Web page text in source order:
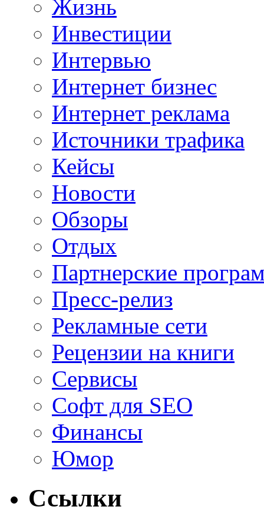
Жизнь
Инвестиции
Интервью
Интернет бизнес
Интернет реклама
Источники трафика
Кейсы
Новости
Обзоры
Отдых
Партнерские
Пресс-релиз
Рекламные сети
Рецензии на книги
Сервисы
Софт для SEO
Финансы
Юмор
Ссылки